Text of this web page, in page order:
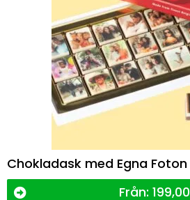
Chokladask med Egna Foton
Från: 199,00